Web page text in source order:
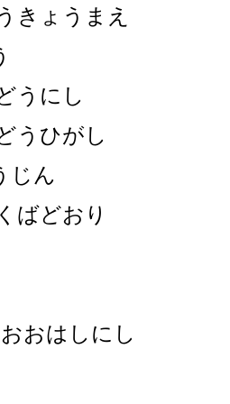
きょうまえ
うにし
うひがし
じん
ばどおり
おはしにし